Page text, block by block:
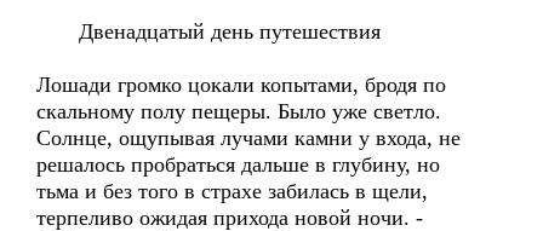
Двенадцатый день путешествия
Лошади громко цокали копытами, бродя по
скальному полу пещеры. Было уже светло.
Солнце, ощупывая лучами камни у входа, не
решалось пробраться дальше в глубину, но
тьма и без того в страхе забилась в щели,
терпеливо ожидая прихода новой ночи. -